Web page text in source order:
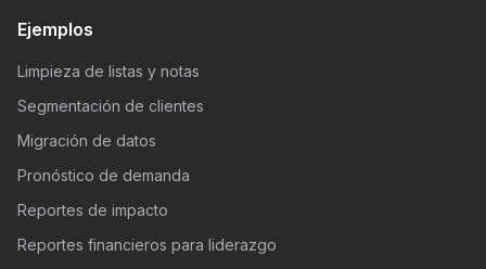
Ejemplos
Limpieza de listas y notas
Segmentación de clientes
Migración de datos
Pronóstico de demanda
Reportes de impacto
Reportes financieros para liderazgo